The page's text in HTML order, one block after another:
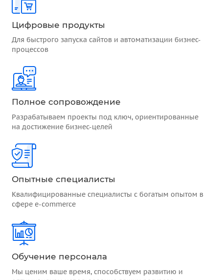
Цифровые продукты
Для быстрого запуска сайтов и автоматизации бизнес-
процессов
Полное сопровождение
Разрабатываем проекты под ключ, ориентированные
на достижение бизнес-целей
Опытные специалисты
Квалифицированные специалисты с богатым опытом в
сфере e-commerce
Обучение персонала
Мы ценим ваше время, способствуем развитию и